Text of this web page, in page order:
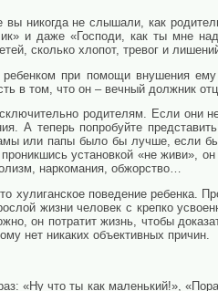
никогда не слышали, как
и даже «Господи, как ты мне
сколько хлопот, тревог и
при помощи внушения
в том, что он – вечный должник
родителям. Если они
А теперь попробуйте
или папы было бы лучше, если
установкой «не живи»,
наркомания, обжорство…
хулиганское поведение ребенка.
жизни человек с крепко
он потратит жизнь, чтобы
нет никаких объективных причин.
«Ну что ты как маленький!»,